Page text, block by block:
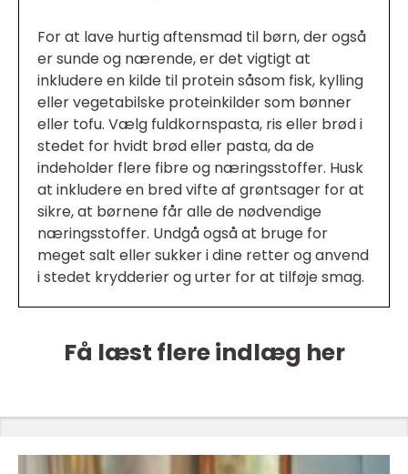
For at lave hurtig aftensmad til børn, der også
er sunde og nærende, er det vigtigt at
inkludere en kilde til protein såsom fisk, kylling
eller vegetabilske proteinkilder som bønner
eller tofu. Vælg fuldkornspasta, ris eller brød i
stedet for hvidt brød eller pasta, da de
indeholder flere fibre og næringsstoffer. Husk
at inkludere en bred vifte af grøntsager for at
sikre, at børnene får alle de nødvendige
næringsstoffer. Undgå også at bruge for
meget salt eller sukker i dine retter og anvend
i stedet krydderier og urter for at tilføje smag.
Få læst flere indlæg her